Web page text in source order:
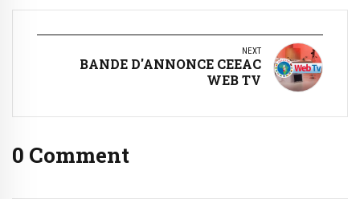
NEXT
BANDE D'ANNONCE CEEAC
WEB TV
0 Comment